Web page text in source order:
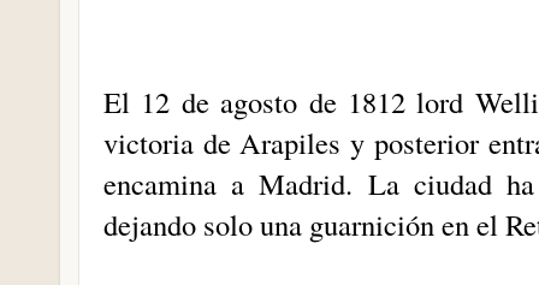
El 12 de agosto de 1812 lord
victoria de Arapiles y posterior
encamina a Madrid. La ciudad
dejando solo una guarnición en el